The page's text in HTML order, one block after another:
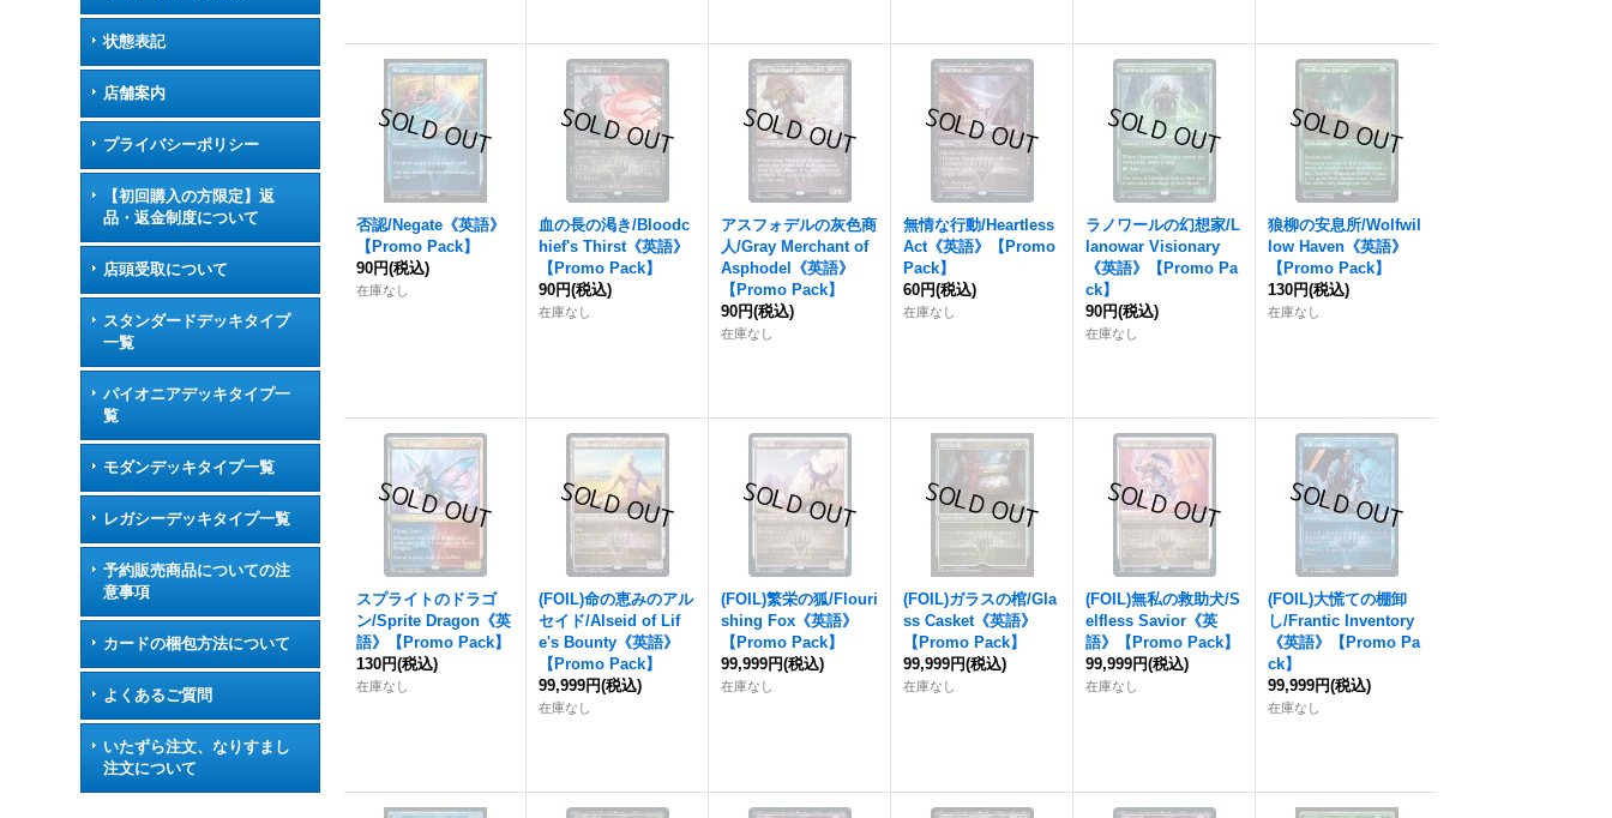
状態表記
店舗案内
プライバシーポリシー
【初回購入の方限定】返
品・返金制度について
店頭受取について
スタンダードデッキタイプ
一覧
パイオニアデッキタイプ一
覧
モダンデッキタイプ一覧
レガシーデッキタイプ一覧
予約販売商品についての注
意事項
カードの梱包方法について
よくあるご質問
いたずら注文、なりすまし
注文について
否認/Negate《英語》
【Promo Pack】
90円(税込)
在庫なし
血の長の渇き/Bloodc
hief's Thirst《英語》
【Promo Pack】
90円(税込)
在庫なし
アスフォデルの灰色商
人/Gray Merchant of
Asphodel《英語》
【Promo Pack】
90円(税込)
在庫なし
無情な行動/Heartless
Act《英語》【Promo
Pack】
60円(税込)
在庫なし
ラノワールの幻想家/L
lanowar Visionary
《英語》【Promo Pa
ck】
90円(税込)
在庫なし
狼柳の安息所/Wolfwil
low Haven《英語》
【Promo Pack】
130円(税込)
在庫なし
スプライトのドラゴ
ン/Sprite Dragon《英
語》【Promo Pack】
130円(税込)
在庫なし
(FOIL)命の恵みのアル
セイド/Alseid of Lif
e's Bounty《英語》
【Promo Pack】
99,999円(税込)
在庫なし
(FOIL)繁栄の狐/Flouri
shing Fox《英語》
【Promo Pack】
99,999円(税込)
在庫なし
(FOIL)ガラスの棺/Gla
ss Casket《英語》
【Promo Pack】
99,999円(税込)
在庫なし
(FOIL)無私の救助犬/S
elfless Savior《英
語》【Promo Pack】
99,999円(税込)
在庫なし
(FOIL)大慌ての棚卸
し/Frantic Inventory
《英語》【Promo Pa
ck】
99,999円(税込)
在庫なし